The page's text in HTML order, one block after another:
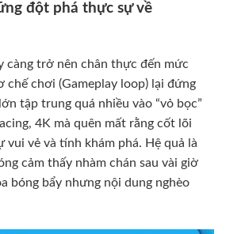
đột phá thực sự về
càng trở nên chân thực đến mức
chế chơi (Gameplay loop) lại đứng
tập trung quá nhiều vào “vỏ bọc”
4K mà quên mất rằng cốt lõi
vui vẻ và tính khám phá. Hệ quả là
cảm thấy nhàm chán sau vài giờ
bóng bẩy nhưng nội dung nghèo